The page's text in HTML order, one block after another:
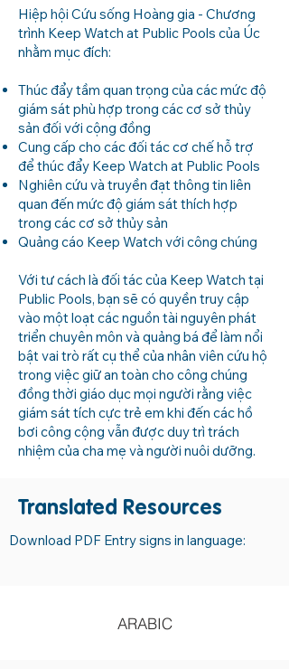
Hiệp hội Cứu sống Hoàng gia - Chương
trình Keep Watch at Public Pools của Úc
nhằm mục đích:
Thúc đẩy tầm quan trọng của các mức độ
giám sát phù hợp trong các cơ sở thủy
sản đối với cộng đồng
Cung cấp cho các đối tác cơ chế hỗ trợ
để thúc đẩy Keep Watch at Public Pools
Nghiên cứu và truyền đạt thông tin liên
quan đến mức độ giám sát thích hợp
trong các cơ sở thủy sản
Quảng cáo Keep Watch với công chúng
Với tư cách là đối tác của Keep Watch tại
Public Pools, bạn sẽ có quyền truy cập
vào một loạt các nguồn tài nguyên phát
triển chuyên môn và quảng bá để làm nổi
bật vai trò rất cụ thể của nhân viên cứu hộ
trong việc giữ an toàn cho công chúng
đồng thời giáo dục mọi người rằng việc
giám sát tích cực trẻ em khi đến các hồ
bơi công cộng vẫn được duy trì trách
nhiệm của cha mẹ và người nuôi dưỡng.
Translated Resources
Download PDF Entry signs in language:
ARABIC